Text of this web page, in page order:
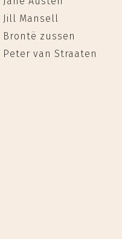
Jill Mansell
Brontë zussen
Peter van Straaten